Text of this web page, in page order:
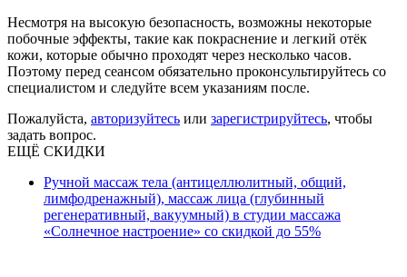
Несмотря на высокую безопасность, возможны некоторые
побочные эффекты, такие как покраснение и легкий отёк
кожи, которые обычно проходят через несколько часов.
Поэтому перед сеансом обязательно проконсультируйтесь со
специалистом и следуйте всем указаниям после.
Пожалуйста, авторизуйтесь или зарегистрируйтесь, чтобы
задать вопрос.
ЕЩЁ СКИДКИ
Ручной массаж тела (антицеллюлитный, общий,
лимфодренажный), массаж лица (глубинный
регенеративный, вакуумный) в студии массажа
«Солнечное настроение» со скидкой до 55%